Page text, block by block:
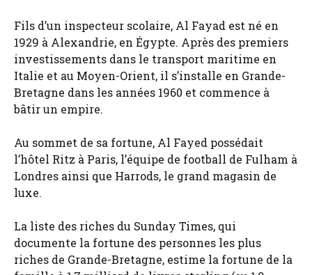
Fils d’un inspecteur scolaire, Al Fayad est né en
1929 à Alexandrie, en Égypte. Après des premiers
investissements dans le transport maritime en
Italie et au Moyen-Orient, il s’installe en Grande-
Bretagne dans les années 1960 et commence à
bâtir un empire.
Au sommet de sa fortune, Al Fayed possédait
l’hôtel Ritz à Paris, l’équipe de football de Fulham à
Londres ainsi que Harrods, le grand magasin de
luxe.
La liste des riches du Sunday Times, qui
documente la fortune des personnes les plus
riches de Grande-Bretagne, estime la fortune de la